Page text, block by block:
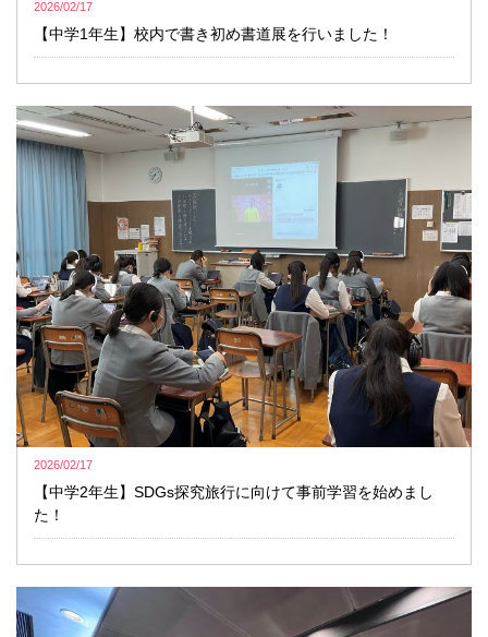
2026/02/17
【中学1年生】校内で書き初め書道展を行いました！
2026/02/17
【中学2年生】SDGs探究旅行に向けて事前学習を始めまし
た！